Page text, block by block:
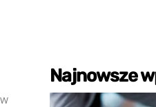
Najnowsze